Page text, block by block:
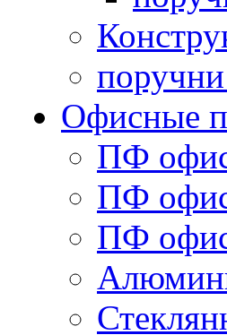
Офисные
ПФ
ПФ офис
ПФ